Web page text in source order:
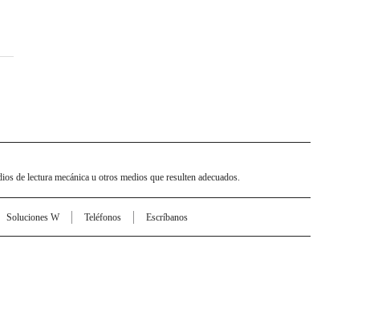
de lectura mecánica u otros medios que resulten adecuados.
Soluciones W Teléfonos Escríbanos